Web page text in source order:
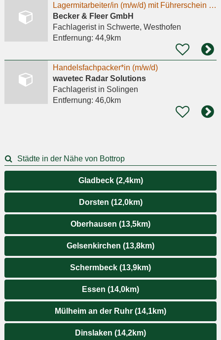
Lagermitarbeiter/in (m/w/d) mit Führerschein für Auslieferungsfahrten in Schwerte gesucht!
Becker & Fleer GmbH
Fachlageristin Schwerte, Westhofen
Entfernung: 44,9km
Handelsfachpacker*in (m/w/d)
wavetec Radar Solutions
Fachlageristin Solingen
Entfernung: 46,0km
Städte in der Nähe von Bottrop
Gladbeck (2,4km)
Dorsten (12,0km)
Oberhausen (13,5km)
Gelsenkirchen (13,8km)
Schermbeck (13,9km)
Essen (14,0km)
Mülheim an der Ruhr (14,1km)
Dinslaken (14,2km)